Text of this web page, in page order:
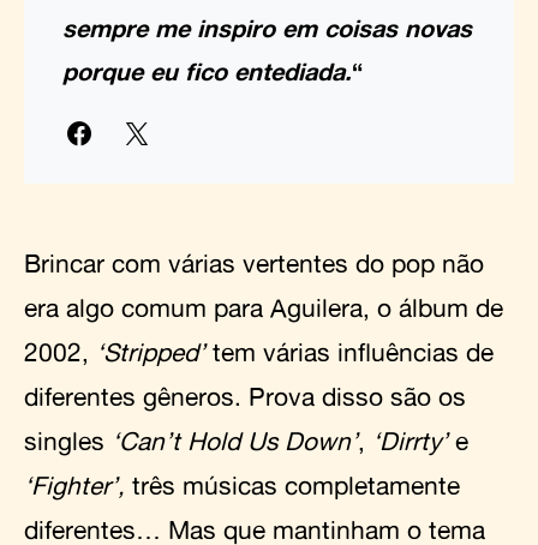
sempre me inspiro em coisas novas
porque eu fico entediada.“
Brincar com várias vertentes do pop não
era algo comum para Aguilera, o álbum de
2002, ‘Stripped’tem várias influências de
diferentes gêneros. Prova disso são os
singles ‘Can’t Hold Us Down’, ‘Dirrty’e
‘Fighter’, três músicas completamente
diferentes… Mas que mantinham o tema